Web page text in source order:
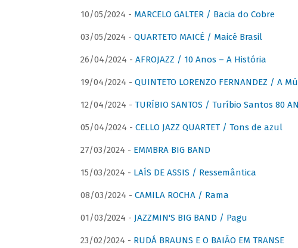
10/05/2024 - MARCELO GALTER / Bacia do Cobre
03/05/2024 - QUARTETO MAICÉ / Maicé Brasil
26/04/2024 - AFROJAZZ / 10 Anos – A História
19/04/2024 - QUINTETO LORENZO FERNANDEZ / A
12/04/2024 - TURÍBIO SANTOS / Turíbio Santos 80
05/04/2024 - CELLO JAZZ QUARTET / Tons de azul
27/03/2024 - EMMBRA BIG BAND
15/03/2024 - LAÍS DE ASSIS / Ressemântica
08/03/2024 - CAMILA ROCHA / Rama
01/03/2024 - JAZZMIN'S BIG BAND / Pagu
23/02/2024 - RUDÁ BRAUNS E O BAIÃO EM TRANSE